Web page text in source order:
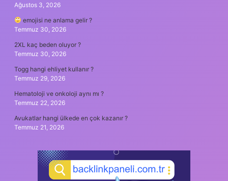
Ağustos 3, 2026
emojisi ne anlama gelir ?
Temmuz 30, 2026
2XL kaç beden oluyor ?
Temmuz 30, 2026
Togg hangi ehliyet kullanır ?
Temmuz 29, 2026
Hematoloji ve onkoloji aynı mı ?
Temmuz 22, 2026
Avukatlar hangi ülkede en çok kazanır ?
Temmuz 21, 2026